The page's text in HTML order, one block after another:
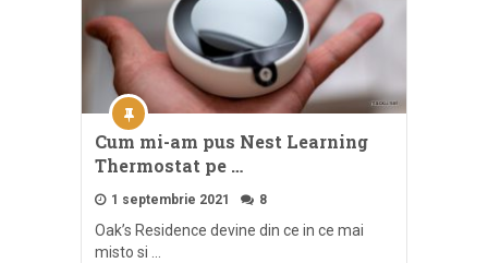
Cum mi-am pus Nest Learning
Thermostat pe …
1 septembrie 2021 8
Oak’s Residence devine din ce in ce mai
misto si …